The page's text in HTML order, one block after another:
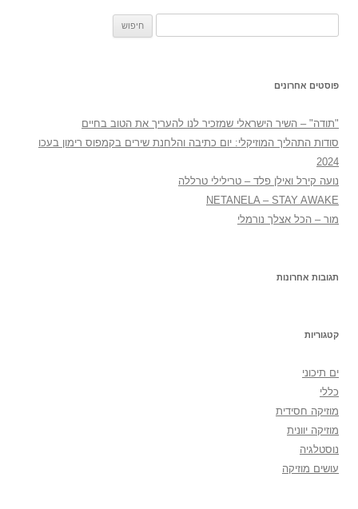
פוסטים אחרונים
"תודה" – השיר הישראלי שמזכיר לנו להעריך את הטוב בחיים
סודות התהליך המוזיקלי: יום כתיבה והלחנת שירים בקמפוס רימון בעכו
2024
נועה קירל ואילן פלד – טרילילי טרללה
NETANELA – STAY AWAKE
מור – הכל אצלך נורמלי
תגובות אחרונות
קטגוריות
ים תיכוני
כללי
מוזיקה חסידית
מוזיקה יוונית
נוסטלגיה
עושים מוזיקה